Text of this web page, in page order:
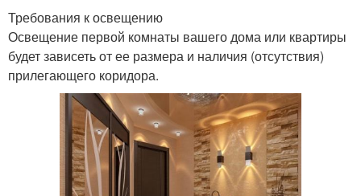
Требования к освещению
Освещение первой комнаты вашего дома или квартиры
будет зависеть от ее размера и наличия (отсутствия)
прилегающего коридора.